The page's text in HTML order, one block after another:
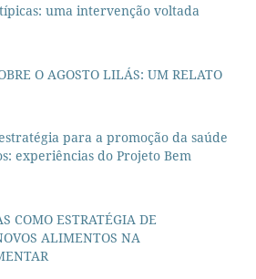
uma intervenção voltada
O AGOSTO LILÁS: UM RELATO
para a promoção da saúde
experiências do Projeto Bem
COMO ESTRATÉGIA DE
ALIMENTOS NA